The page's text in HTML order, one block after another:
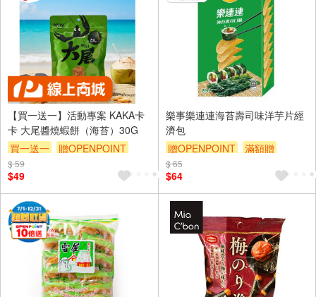
【買一送一】活動專案 KAKA卡
卡 大尾醬燒蝦餅（海苔）30G
買一送一
贈OPENPOINT
$ 59
$49
樂事樂連連海苔壽司味洋芋片經
濟包
贈OPENPOINT
滿額贈
滿額9折
$ 65
$64